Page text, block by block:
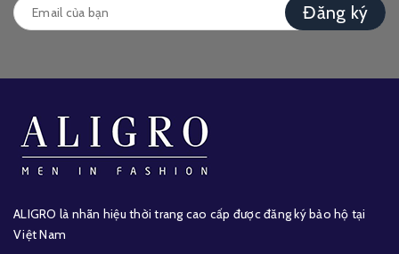
Đăng ký
ALIGRO là nhãn hiệu thời trang cao cấp được đăng ký bảo hộ tại
Việt Nam